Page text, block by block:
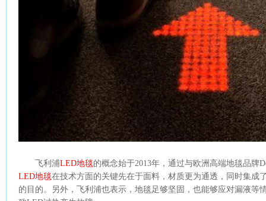
飞利浦LED地毯的概念始于2013年，通过与欧洲高端地毯品牌
LED地毯在技术方面的关键先在于面料，材质更为通透，同时集成
的目的。另外，飞利浦也表示，地毯足够坚固，也能够应对漏液等